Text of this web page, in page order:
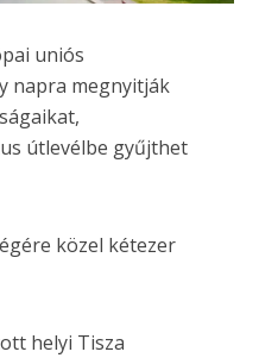
uniós
napra megnyitják
útlevélbe gyűjthet
közel kétezer
helyi Tisza